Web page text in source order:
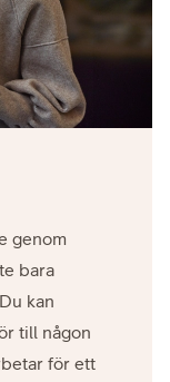
genom
bara
kan
till någon
för ett